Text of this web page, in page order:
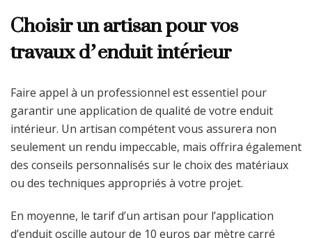
Choisir un artisan pour vos
travaux d’enduit intérieur
Faire appel à un professionnel est essentiel pour
garantir une application de qualité de votre enduit
intérieur. Un artisan compétent vous assurera non
seulement un rendu impeccable, mais offrira également
des conseils personnalisés sur le choix des matériaux
ou des techniques appropriés à votre projet.
En moyenne, le tarif d’un artisan pour l’application
d’enduit oscille autour de 10 euros par mètre carré